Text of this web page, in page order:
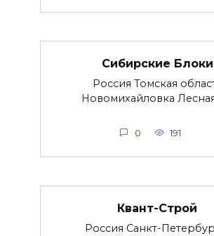
Сибирские Блоки
Россия Томская
Новомихайловка
0 191
Квант-Строй
Россия Санкт-